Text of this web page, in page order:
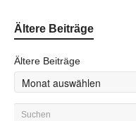
Ältere Beiträge
Ältere Beiträge